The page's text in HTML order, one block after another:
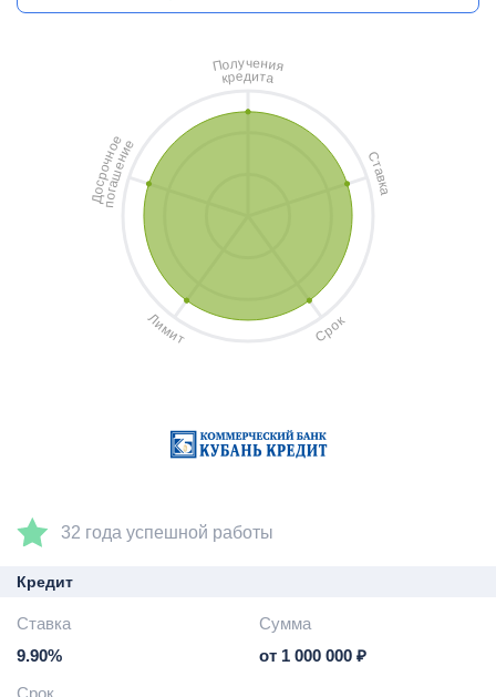
Получения
кредита
С
т
а
в
к
а
Сро
к
Л
имит
Д
о
с
р
о
ч
н
о
е
п
о
г
а
ш
е
н
и
е
32 года успешной работы
Кредит
Ставка
9.90%
Сумма
от 1 000 000 ₽
Срок